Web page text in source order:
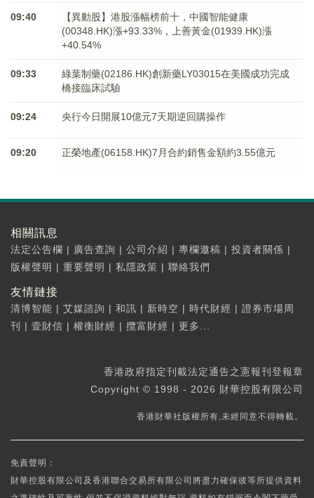
09:40
【異動股】港股漲幅榜前十，中國智能健康
(00348.HK)漲+93.33%，上善黃金(01939.HK)漲
+40.54%
09:33
綠葉制藥(02186.HK)創新藥LY03015在美國成功完成
橋接臨床試驗
09:24 央行今日開展10億元7天期逆回購操作
09:20 正榮地產(06158.HK)7月合約銷售金額約3.55億元
相關訊息
法定公告欄 | 廣告查詢 | 公司介紹 | 專欄邀稿 | 投資者關係 |
版權聲明 | 重要聲明 | 私隱政策 | 聯絡我們
友情鏈接
清博智能 | 艾媒諮詢 | 和訊 | 新時空 | 時代財經 | 證券市場周
刊
| 壹財信 | 權衡財經 | 攬富財經 | 更多...
香港政府指定刊載法定通告之憲報刊登報章
Copyright © 1998 - 2026 財華控股有限公司
香港財華社版權所有,未經同意不得轉載。
免責聲明：
財華控股有限公司及香港聯合交易所有限公司將盡力確保彼等所提供資料